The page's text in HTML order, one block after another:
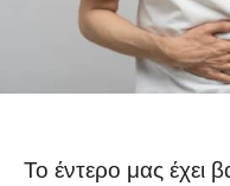
Το έντερο μας έχει